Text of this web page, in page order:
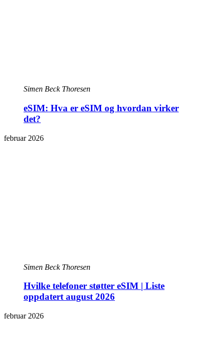
Simen Beck Thoresen
eSIM: Hva er eSIM og hvordan virker
det?
februar 2026
Simen Beck Thoresen
Hvilke telefoner støtter eSIM | Liste
oppdatert august 2026
februar 2026